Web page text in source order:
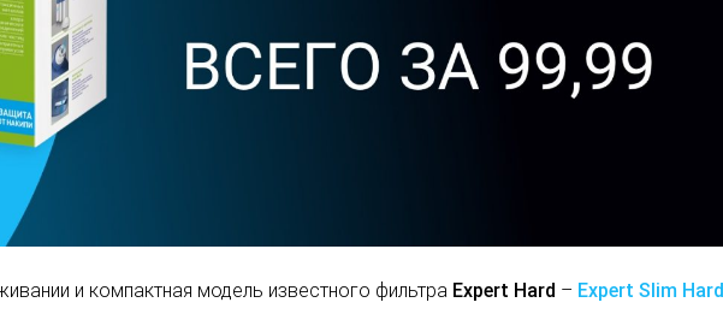
и компактная модель известного фильтра Expert Hard – Expert Slim Hard